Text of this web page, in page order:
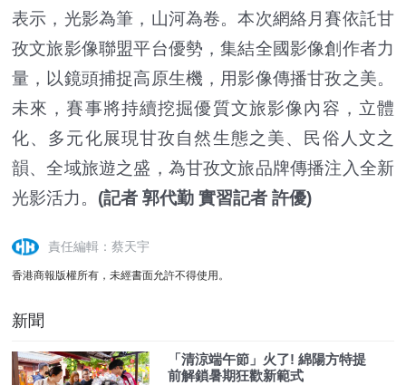
表示，光影為筆，山河為卷。本次網絡月賽依託甘
孜文旅影像聯盟平台優勢，集結全國影像創作者力
量，以鏡頭捕捉高原生機，用影像傳播甘孜之美。
未來，賽事將持續挖掘優質文旅影像內容，立體
化、多元化展現甘孜自然生態之美、民俗人文之
韻、全域旅遊之盛，為甘孜文旅品牌傳播注入全新
光影活力。 (記者 郭代勤 實習記者 許優)
責任編輯：蔡天宇
香港商報版權所有，未經書面允許不得使用。
新聞
「清涼端午節」火了! 綿陽方特提
前解鎖暑期狂歡新範式